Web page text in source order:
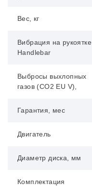
Вес, кг
Вибрация на рукоятке
Handlebar
Выбросы выхлопных
газов (CO2 EU V),
Гарантия, мес
Двигатель
Диаметр диска, мм
Комплектация